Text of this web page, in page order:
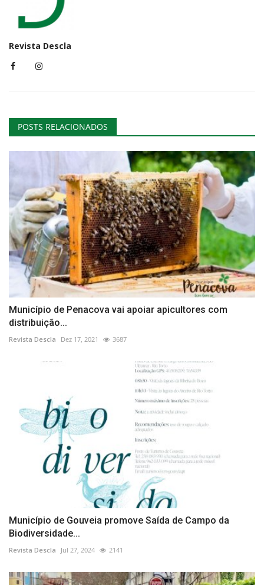
Revista Descla
POSTS RELACIONADOS
Município de Penacova vai apoiar apicultores com
distribuição...
Revista Descla Dez 17, 2021 3687
Município de Gouveia promove Saída de Campo da
Biodiversidade...
Revista Descla Jul 27, 2024 2141